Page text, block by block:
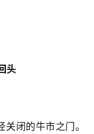
头
闭的牛市之门。